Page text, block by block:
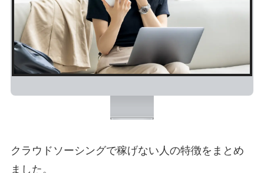
クラウドソーシングで稼げない人の特徴をまとめ
ました。